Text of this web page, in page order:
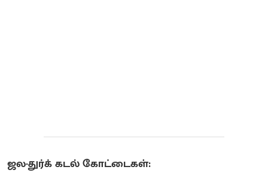
ஜல-துர்க் கடல் கோட்டைகள்: